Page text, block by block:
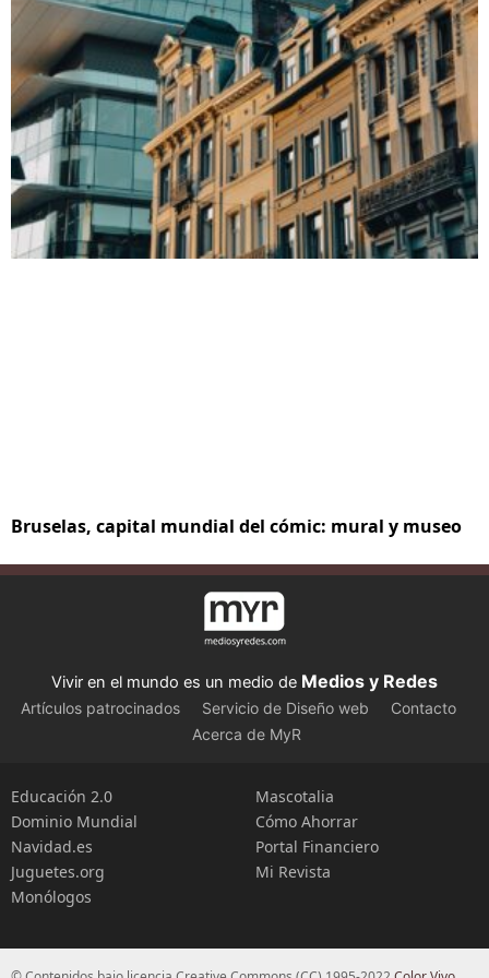
Bruselas, capital mundial del cómic: mural y museo
Vivir en el mundo es un medio de Medios y Redes
Artículos patrocinados Servicio de Diseño web
Contacto
Acerca de MyR
Educación 2.0
Dominio Mundial
Navidad.es
Juguetes.org
Monólogos
Mascotalia
Cómo Ahorrar
Portal Financiero
Mi Revista